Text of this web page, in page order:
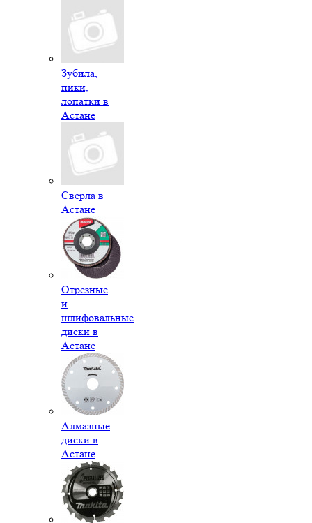
Зубила,
пики,
лопатки в
Астане
Свёрла в
Астане
Отрезные
и
шлифовальные
диски в
Астане
Алмазные
диски в
Астане